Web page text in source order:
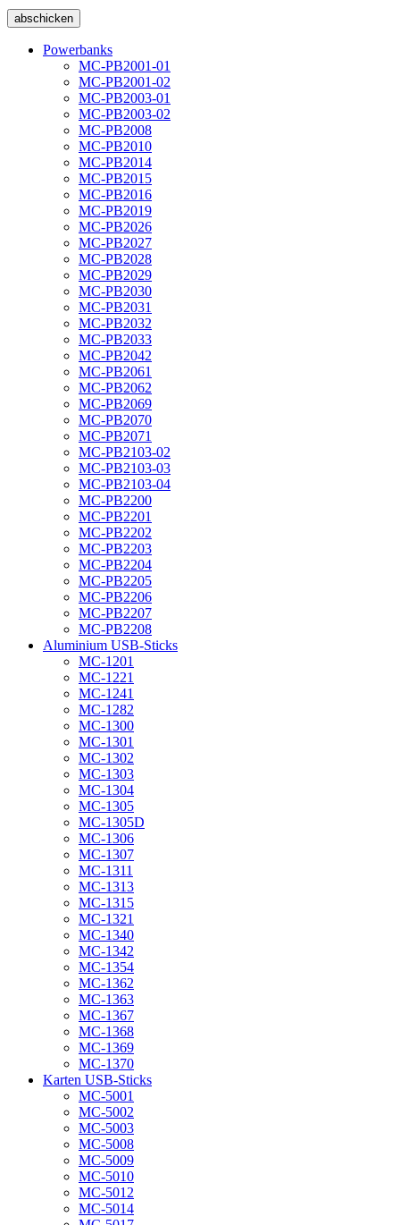
Powerbanks
MC-PB2001-01
MC-PB2001-02
MC-PB2003-01
MC-PB2003-02
MC-PB2008
MC-PB2010
MC-PB2014
MC-PB2015
MC-PB2016
MC-PB2019
MC-PB2026
MC-PB2027
MC-PB2028
MC-PB2029
MC-PB2030
MC-PB2031
MC-PB2032
MC-PB2033
MC-PB2042
MC-PB2061
MC-PB2062
MC-PB2069
MC-PB2070
MC-PB2071
MC-PB2103-02
MC-PB2103-03
MC-PB2103-04
MC-PB2200
MC-PB2201
MC-PB2202
MC-PB2203
MC-PB2204
MC-PB2205
MC-PB2206
MC-PB2207
MC-PB2208
Aluminium USB-Sticks
MC-1201
MC-1221
MC-1241
MC-1282
MC-1300
MC-1301
MC-1302
MC-1303
MC-1304
MC-1305
MC-1305D
MC-1306
MC-1307
MC-1311
MC-1313
MC-1315
MC-1321
MC-1340
MC-1342
MC-1354
MC-1362
MC-1363
MC-1367
MC-1368
MC-1369
MC-1370
Karten USB-Sticks
MC-5001
MC-5002
MC-5003
MC-5008
MC-5009
MC-5010
MC-5012
MC-5014